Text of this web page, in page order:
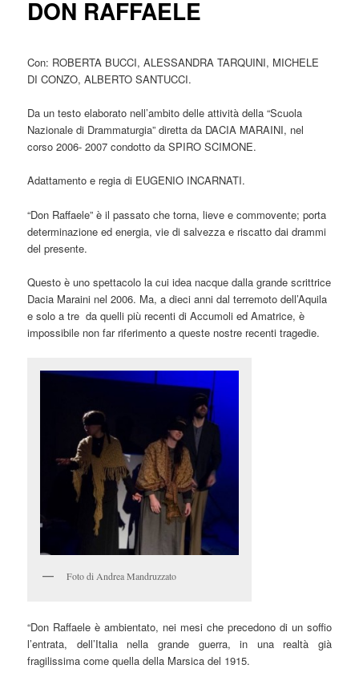
DON RAFFAELE
Con: ROBERTA BUCCI, ALESSANDRA TARQUINI, MICHELE
DI CONZO, ALBERTO SANTUCCI.
Da un testo elaborato nell’ambito delle attività della “Scuola
Nazionale di Drammaturgia” diretta da DACIA MARAINI, nel
corso 2006- 2007 condotto da SPIRO SCIMONE.
Adattamento e regia di EUGENIO INCARNATI.
“Don Raffaele” è il passato che torna, lieve e commovente; porta
determinazione ed energia, vie di salvezza e riscatto dai drammi
del presente.
Questo è uno spettacolo la cui idea nacque dalla grande scrittrice
Dacia Maraini nel 2006. Ma, a dieci anni dal terremoto dell’Aquila
e solo a tre da quelli più recenti di Accumoli ed Amatrice, è
impossibile non far riferimento a queste nostre recenti tragedie.
Foto di Andrea Mandruzzato
“Don Raffaele è ambientato, nei mesi che precedono di un soffio
l’entrata, dell’Italia nella grande guerra, in una realtà già
fragilissima come quella della Marsica del 1915.